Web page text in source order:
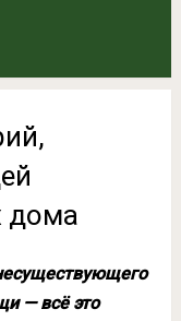
дома
— всё это